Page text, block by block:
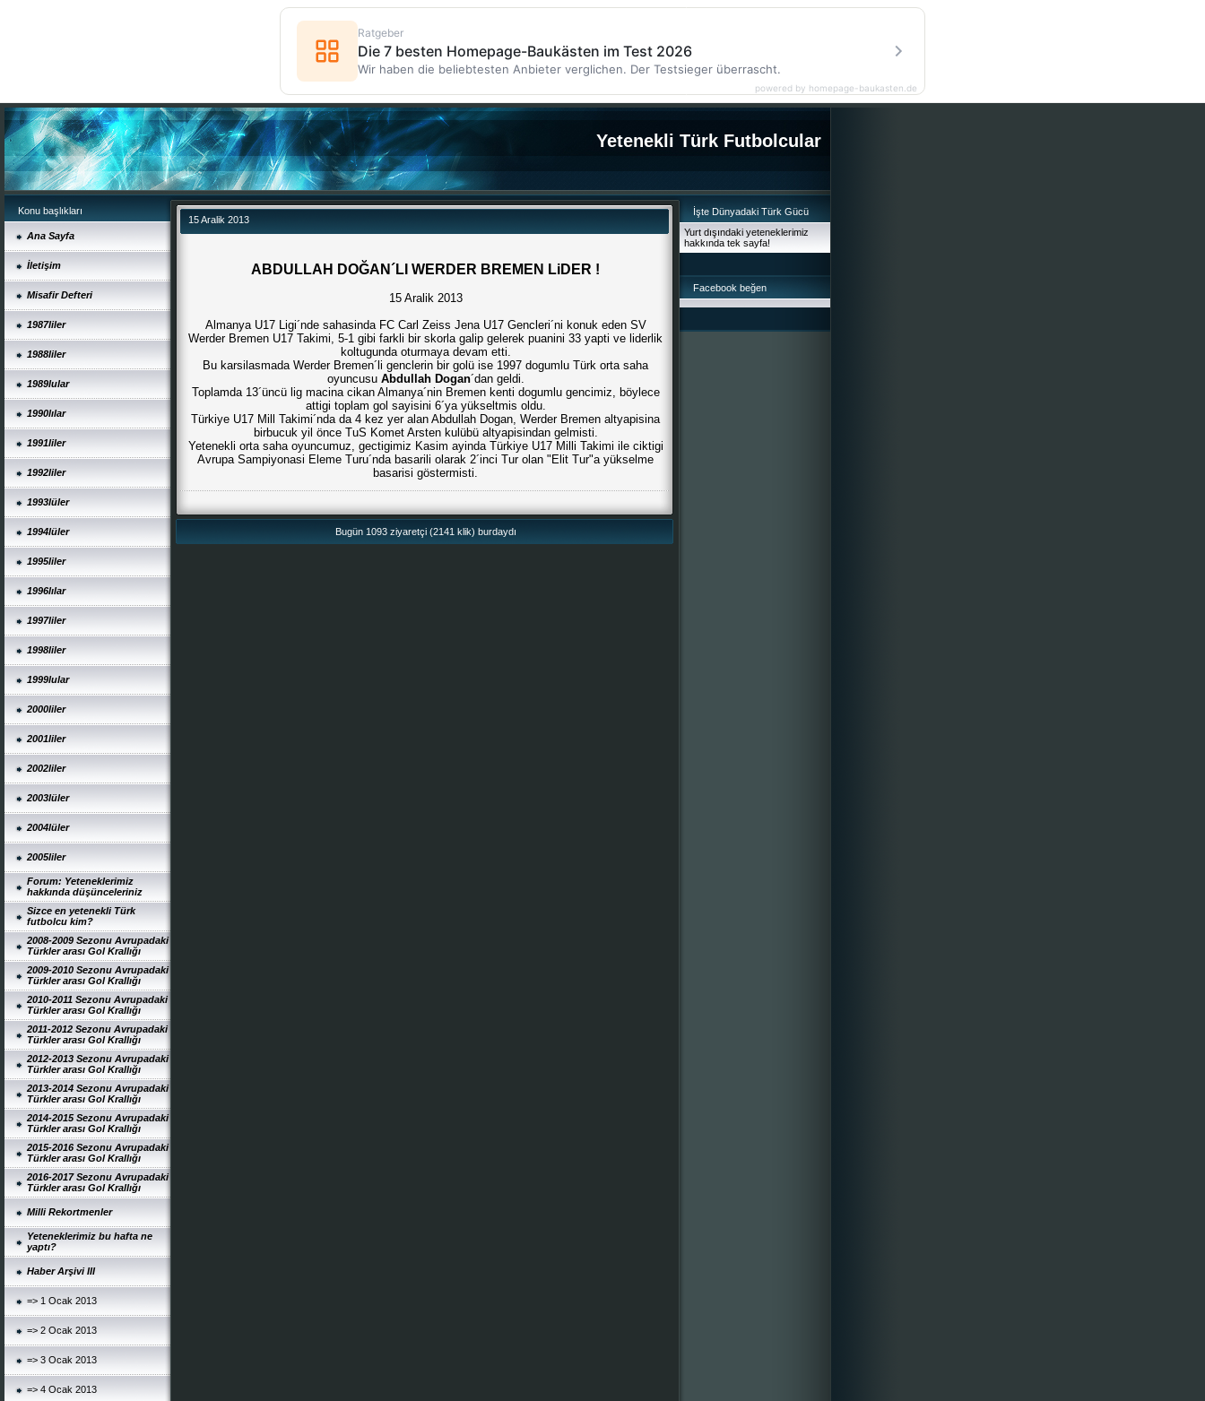
Yetenekli Türk Futbolcular
Konu başlıkları
Ana Sayfa
İletişim
Misafir Defteri
1987liler
1988liler
1989lular
1990lılar
1991liler
1992liler
1993lüler
1994lüler
1995liler
1996lılar
1997liler
1998liler
1999lular
2000liler
2001liler
2002liler
2003lüler
2004lüler
2005liler
Forum: Yeteneklerimiz
hakkında düşünceleriniz
Sizce en yetenekli Türk
futbolcu kim?
2008-2009 Sezonu Avrupadaki
Türkler arası Gol Krallığı
2009-2010 Sezonu Avrupadaki
Türkler arası Gol Krallığı
2010-2011 Sezonu Avrupadaki
Türkler arası Gol Krallığı
2011-2012 Sezonu Avrupadaki
Türkler arası Gol Krallığı
2012-2013 Sezonu Avrupadaki
Türkler arası Gol Krallığı
2013-2014 Sezonu Avrupadaki
Türkler arası Gol Krallığı
2014-2015 Sezonu Avrupadaki
Türkler arası Gol Krallığı
2015-2016 Sezonu Avrupadaki
Türkler arası Gol Krallığı
2016-2017 Sezonu Avrupadaki
Türkler arası Gol Krallığı
Milli Rekortmenler
Yeteneklerimiz bu hafta ne
yaptı?
Haber Arşivi III
=> 1 Ocak 2013
=> 2 Ocak 2013
=> 3 Ocak 2013
=> 4 Ocak 2013
15 Aralik 2013
ABDULLAH DOĞAN´LI WERDER BREMEN LiDER !
15 Aralik 2013
Almanya U17 Ligi´nde sahasinda FC Carl Zeiss Jena U17 Gencleri´ni konuk eden SV
Werder Bremen U17 Takimi, 5-1 gibi farkli bir skorla galip gelerek puanini 33 yapti ve liderlik
koltugunda oturmaya devam etti.
Bu karsilasmada Werder Bremen´li genclerin bir golü ise 1997 dogumlu Türk orta saha
oyuncusu Abdullah Dogan´dan geldi.
Toplamda 13´üncü lig macina cikan Almanya´nin Bremen kenti dogumlu gencimiz, böylece
attigi toplam gol sayisini 6´ya yükseltmis oldu.
Türkiye U17 Mill Takimi´nda da 4 kez yer alan Abdullah Dogan, Werder Bremen altyapisina
birbucuk yil önce TuS Komet Arsten kulübü altyapisindan gelmisti.
Yetenekli orta saha oyuncumuz, gectigimiz Kasim ayinda Türkiye U17 Milli Takimi ile ciktigi
Avrupa Sampiyonasi Eleme Turu´nda basarili olarak 2´inci Tur olan "Elit Tur"a yükselme
basarisi göstermisti.
Bugün 1093 ziyaretçi (2141 klik) burdaydı
İşte Dünyadaki Türk Gücü
Yurt dışındaki yeteneklerimiz
hakkında tek sayfa!
Facebook beğen
Ratgeber
Die 7 besten Homepage-Baukästen im Test 2026
Wir haben die beliebtesten Anbieter verglichen. Der Testsieger überrascht.
powered by homepage-baukasten.de